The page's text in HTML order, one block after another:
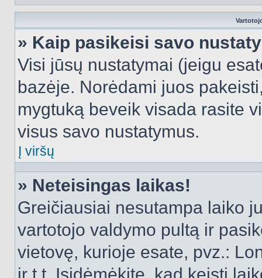
» Kaip pasikeisi savo
Visi jūsų nustatymai (jeigu
bazėje. Norėdami juos
mygtuką beveik visada rasite
visus savo nustatymus.
Į viršų
» Neteisingas laikas!
Greičiausiai nesutampa laiko
vartotojo valdymo pultą ir
vietovę, kurioje esate, pvz.: